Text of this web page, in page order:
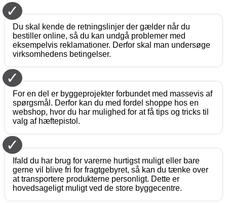
✓
Du skal kende de retningslinjer der gælder når du
bestiller online, så du kan undgå problemer med
eksempelvis reklamationer. Derfor skal man undersøge
virksomhedens betingelser.
✓
For en del er byggeprojekter forbundet med massevis af
spørgsmål. Derfor kan du med fordel shoppe hos en
webshop, hvor du har mulighed for at få tips og tricks til
valg af hæftepistol.
✓
Ifald du har brug for varerne hurtigst muligt eller bare
gerne vil blive fri for fragtgebyret, så kan du tænke over
at transportere produkterne personligt. Dette er
hovedsageligt muligt ved de store byggecentre.